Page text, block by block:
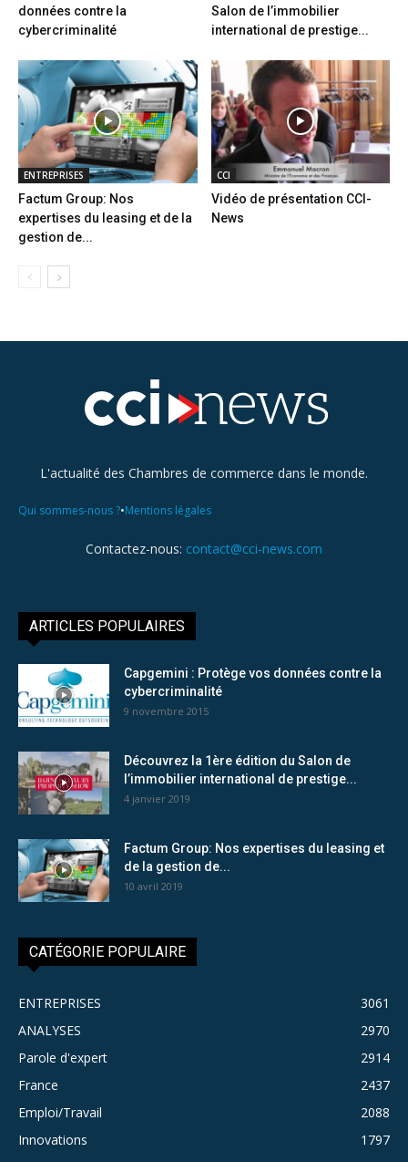
données contre la
cybercriminalité
Salon de l’immobilier
international de prestige...
ENTREPRISES
Factum Group: Nos
expertises du leasing et de la
gestion de...
CCI
Vidéo de présentation CCI-
News
L'actualité des Chambres de commerce dans le monde.
Qui sommes-nous ?•Mentions légales
Contactez-nous: contact@cci-news.com
ARTICLES POPULAIRES
Capgemini : Protège vos données contre la
cybercriminalité
9 novembre 2015
Découvrez la 1ère édition du Salon de
l’immobilier international de prestige...
4 janvier 2019
Factum Group: Nos expertises du leasing et
de la gestion de...
10 avril 2019
CATÉGORIE POPULAIRE
ENTREPRISES
3061
ANALYSES
2970
Parole d'expert
2914
France
2437
Emploi/Travail
2088
Innovations
1797